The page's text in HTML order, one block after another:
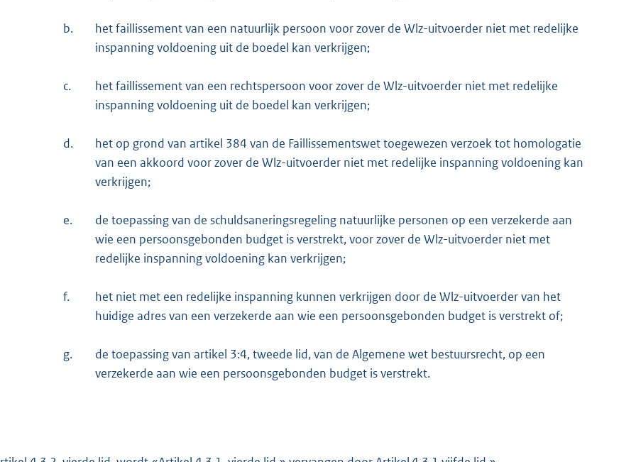
b.
het faillissement van een natuurlijk persoon voor zover de Wlz-uitvoerder niet met redelijke
inspanning voldoening uit de boedel kan verkrijgen;
c.
het faillissement van een rechtspersoon voor zover de Wlz-uitvoerder niet met redelijke
inspanning voldoening uit de boedel kan verkrijgen;
d.
het op grond van artikel 384 van de Faillissementswet toegewezen verzoek tot homologatie
van een akkoord voor zover de Wlz-uitvoerder niet met redelijke inspanning voldoening kan
verkrijgen;
e.
de toepassing van de schuldsaneringsregeling natuurlijke personen op een verzekerde aan
wie een persoonsgebonden budget is verstrekt, voor zover de Wlz-uitvoerder niet met
redelijke inspanning voldoening kan verkrijgen;
f.
het niet met een redelijke inspanning kunnen verkrijgen door de Wlz-uitvoerder van het
huidige adres van een verzekerde aan wie een persoonsgebonden budget is verstrekt of;
g.
de toepassing van artikel 3:4, tweede lid, van de Algemene wet bestuursrecht, op een
verzekerde aan wie een persoonsgebonden budget is verstrekt.